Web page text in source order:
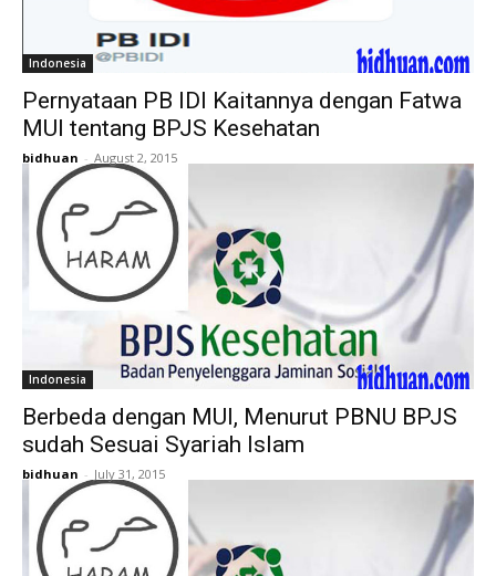
Indonesia
Pernyataan PB IDI Kaitannya dengan Fatwa
MUI tentang BPJS Kesehatan
bidhuan - August 2, 2015
Indonesia
Berbeda dengan MUI, Menurut PBNU BPJS
sudah Sesuai Syariah Islam
bidhuan - July 31, 2015